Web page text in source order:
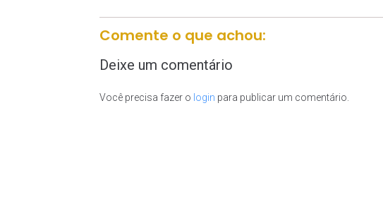
Comente o que achou:
Deixe um comentário
Você precisa fazer o login para publicar um comentário.